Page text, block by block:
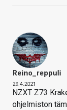
Reino_reppuli
29.4.2021
NZXT Z73
ohjelmiston